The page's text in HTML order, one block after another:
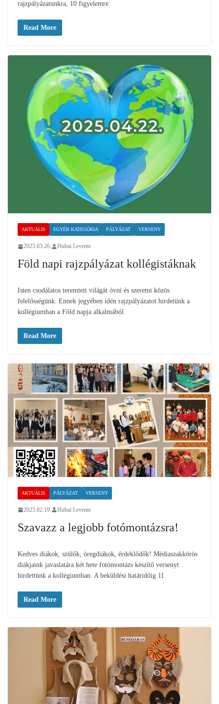
rajzpályázatunkra, 10 figyelemre
Read More
AKTUÁLIS EGYÉB KATEGÓRIA PÁLYÁZAT VERSENY
2025.03.26. Hubai Levente
Föld napi rajzpályázat kollégistáknak
Isten csodálatos teremtett világát óvni és szeretni közös
felelősségünk. Ennek jegyében idén rajzpályázatot hirdetünk a
kollégiumban a Föld napja alkalmából.
Read More
AKTUÁLIS PÁLYÁZAT VERSENY
2025.02.19. Hubai Levente
Szavazz a legjobb fotómontázsra!
Kedves diákok, szülők, öregdiákok, érdeklődők! Médiaszakkörös
diákjaink javaslatára két hete fotómontázs készítő versenyt
hirdettünk a kollégiumban. A beküldési határidőig 11
Read More